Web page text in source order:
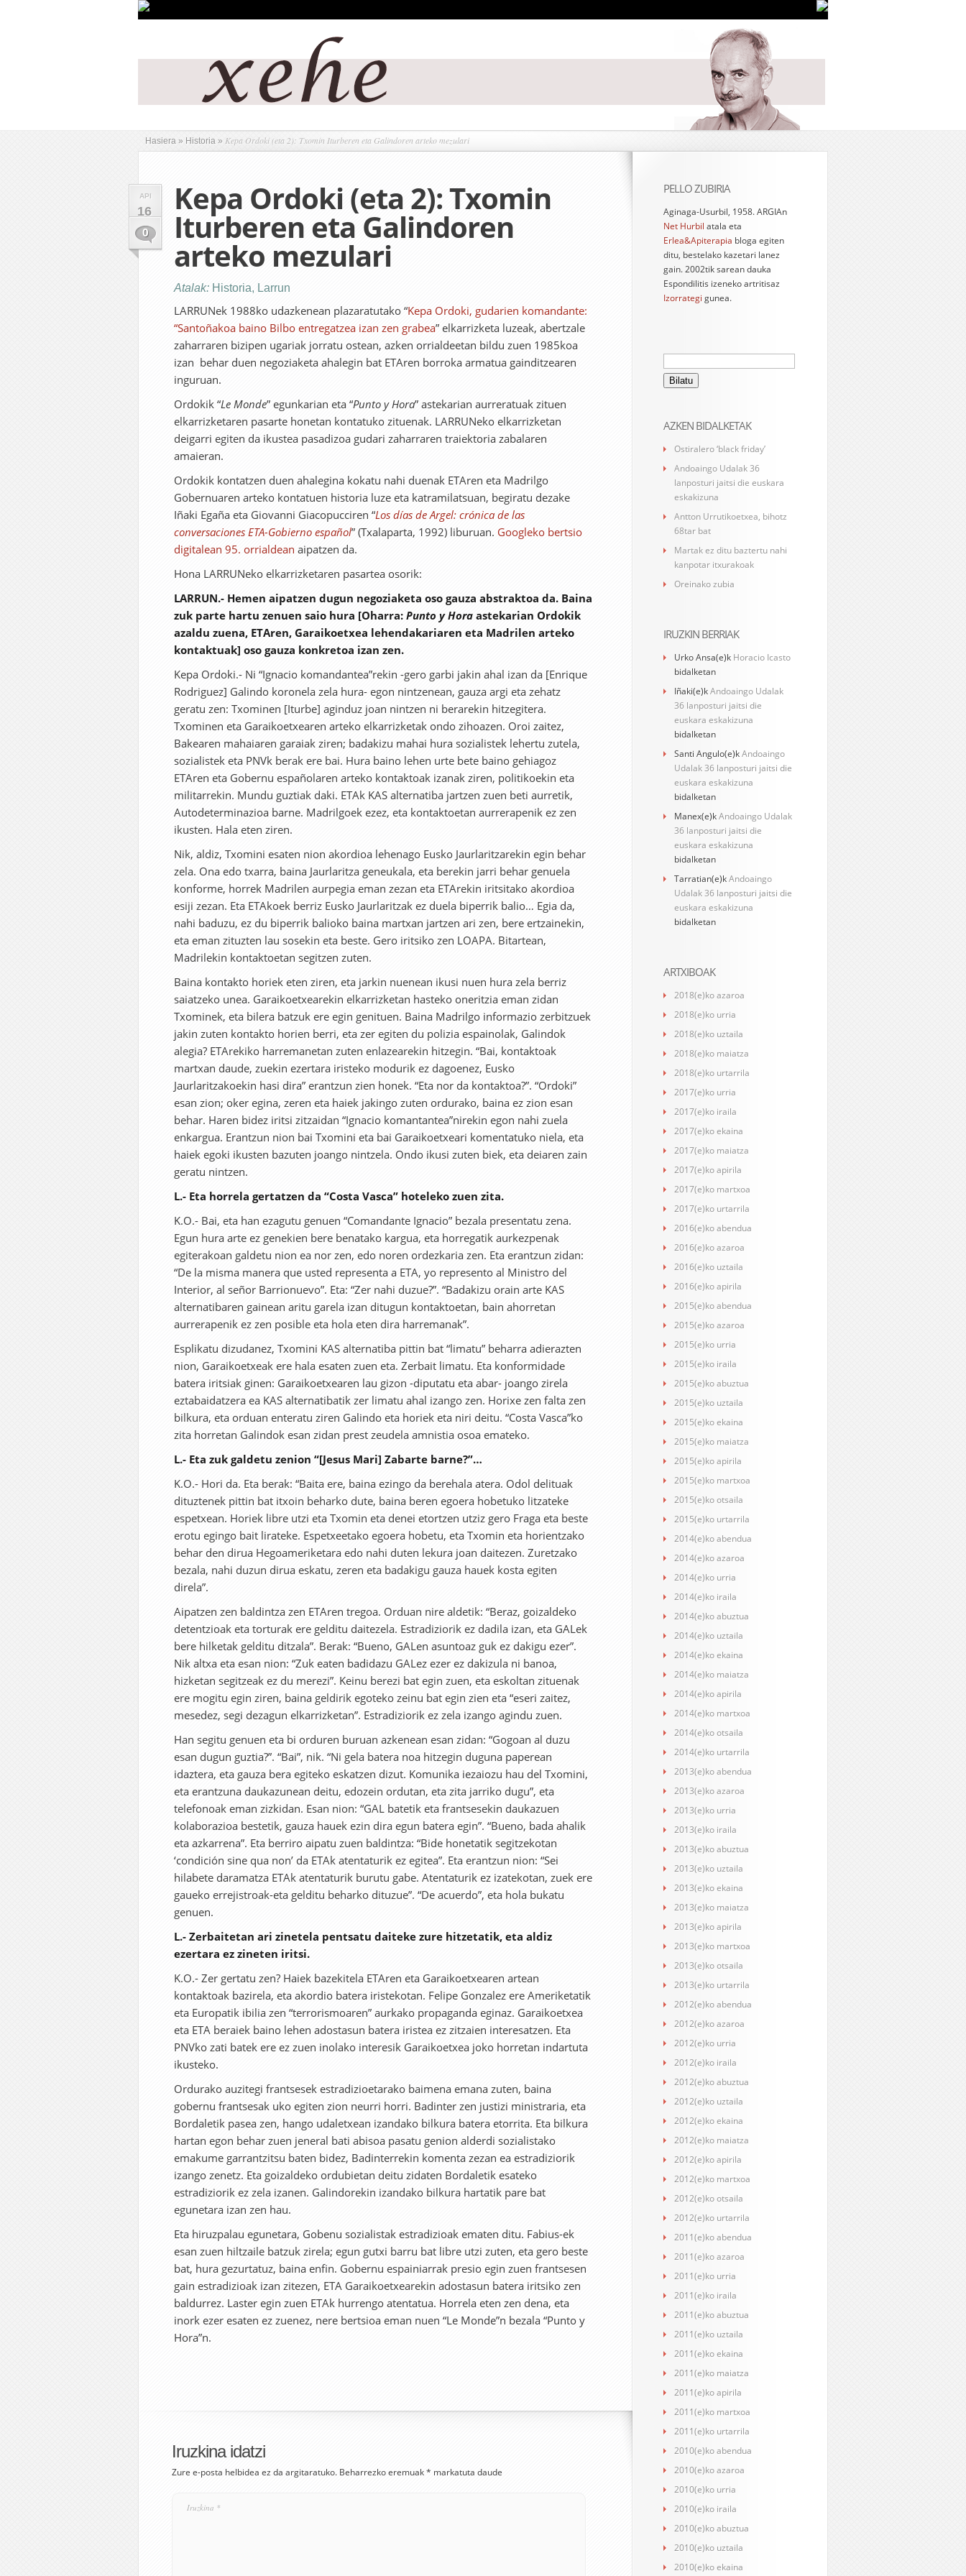
Hasiera » Historia » Kepa Ordoki (eta 2): Txomin Iturberen eta Galindoren arteko mezulari
API
16
0
Kepa Ordoki (eta 2): Txomin
Iturberen eta Galindoren
arteko mezulari
Atalak: Historia, Larrun
LARRUNek 1988ko udazkenean plazaratutako “Kepa Ordoki, gudarien komandante:
“Santoñakoa baino Bilbo entregatzea izan zen grabea” elkarrizketa luzeak, abertzale
zaharraren bizipen ugariak jorratu ostean, azken orrialdeetan bildu zuen 1985koa
izan behar duen negoziaketa ahalegin bat ETAren borroka armatua gainditzearen
inguruan.
Ordokik “Le Monde” egunkarian eta “Punto y Hora” astekarian aurreratuak zituen
elkarrizketaren pasarte honetan kontatuko zituenak. LARRUNeko elkarrizketan
deigarri egiten da ikustea pasadizoa gudari zaharraren traiektoria zabalaren
amaieran.
Ordokik kontatzen duen ahalegina kokatu nahi duenak ETAren eta Madrilgo
Gobernuaren arteko kontatuen historia luze eta katramilatsuan, begiratu dezake
Iñaki Egaña eta Giovanni Giacopucciren “Los días de Argel: crónica de las
conversaciones ETA-Gobierno español” (Txalaparta, 1992) liburuan. Googleko bertsio
digitalean 95. orrialdean aipatzen da.
Hona LARRUNeko elkarrizketaren pasartea osorik:
LARRUN.- Hemen aipatzen dugun negoziaketa oso gauza abstraktoa da. Baina
zuk parte hartu zenuen saio hura [Oharra: Punto y Hora astekarian Ordokik
azaldu zuena, ETAren, Garaikoetxea lehendakariaren eta Madrilen arteko
kontaktuak] oso gauza konkretoa izan zen.
Kepa Ordoki.- Ni “Ignacio komandantea”rekin -gero garbi jakin ahal izan da [Enrique
Rodriguez] Galindo koronela zela hura- egon nintzenean, gauza argi eta zehatz
geratu zen: Txominen [Iturbe] aginduz joan nintzen ni berarekin hitzegitera.
Txominen eta Garaikoetxearen arteko elkarrizketak ondo zihoazen. Oroi zaitez,
Bakearen mahaiaren garaiak ziren; badakizu mahai hura sozialistek lehertu zutela,
sozialistek eta PNVk berak ere bai. Hura baino lehen urte bete baino gehiagoz
ETAren eta Gobernu españolaren arteko kontaktoak izanak ziren, politikoekin eta
militarrekin. Mundu guztiak daki. ETAk KAS alternatiba jartzen zuen beti aurretik,
Autodeterminazioa barne. Madrilgoek ezez, eta kontaktoetan aurrerapenik ez zen
ikusten. Hala eten ziren.
Nik, aldiz, Txomini esaten nion akordioa lehenago Eusko Jaurlaritzarekin egin behar
zela. Ona edo txarra, baina Jaurlaritza geneukala, eta berekin jarri behar genuela
konforme, horrek Madrilen aurpegia eman zezan eta ETArekin iritsitako akordioa
esiji zezan. Eta ETAkoek berriz Eusko Jaurlaritzak ez duela biperrik balio… Egia da,
nahi baduzu, ez du biperrik balioko baina martxan jartzen ari zen, bere ertzainekin,
eta eman zituzten lau sosekin eta beste. Gero iritsiko zen LOAPA. Bitartean,
Madrilekin kontaktoetan segitzen zuten.
Baina kontakto horiek eten ziren, eta jarkin nuenean ikusi nuen hura zela berriz
saiatzeko unea. Garaikoetxearekin elkarrizketan hasteko oneritzia eman zidan
Txominek, eta bilera batzuk ere egin genituen. Baina Madrilgo informazio zerbitzuek
jakin zuten kontakto horien berri, eta zer egiten du polizia espainolak, Galindok
alegia? ETArekiko harremanetan zuten enlazearekin hitzegin. “Bai, kontaktoak
martxan daude, zuekin ezertara iristeko modurik ez dagoenez, Eusko
Jaurlaritzakoekin hasi dira” erantzun zien honek. “Eta nor da kontaktoa?”. “Ordoki”
esan zion; oker egina, zeren eta haiek jakingo zuten ordurako, baina ez zion esan
behar. Haren bidez iritsi zitzaidan “Ignacio komantantea”nirekin egon nahi zuela
enkargua. Erantzun nion bai Txomini eta bai Garaikoetxeari komentatuko niela, eta
haiek egoki ikusten bazuten joango nintzela. Ondo ikusi zuten biek, eta deiaren zain
geratu nintzen.
L.- Eta horrela gertatzen da “Costa Vasca” hoteleko zuen zita.
K.O.- Bai, eta han ezagutu genuen “Comandante Ignacio” bezala presentatu zena.
Egun hura arte ez genekien bere benatako kargua, eta horregatik aurkezpenak
egiterakoan galdetu nion ea nor zen, edo noren ordezkaria zen. Eta erantzun zidan:
“De la misma manera que usted representa a ETA, yo represento al Ministro del
Interior, al señor Barrionuevo”. Eta: “Zer nahi duzue?”. “Badakizu orain arte KAS
alternatibaren gainean aritu garela izan ditugun kontaktoetan, bain ahorretan
aurrerapenik ez zen posible eta hola eten dira harremanak”.
Esplikatu dizudanez, Txomini KAS alternatiba pittin bat “limatu” beharra adierazten
nion, Garaikoetxeak ere hala esaten zuen eta. Zerbait limatu. Eta konformidade
batera iritsiak ginen: Garaikoetxearen lau gizon -diputatu eta abar- joango zirela
eztabaidatzera ea KAS alternatibatik zer limatu ahal izango zen. Horixe zen falta zen
bilkura, eta orduan enteratu ziren Galindo eta horiek eta niri deitu. “Costa Vasca”ko
zita horretan Galindok esan zidan prest zeudela amnistia osoa emateko.
L.- Eta zuk galdetu zenion “[Jesus Mari] Zabarte barne?”…
K.O.- Hori da. Eta berak: “Baita ere, baina ezingo da berehala atera. Odol delituak
dituztenek pittin bat itxoin beharko dute, baina beren egoera hobetuko litzateke
espetxean. Horiek libre utzi eta Txomin eta denei etortzen utziz gero Fraga eta beste
erotu egingo bait lirateke. Espetxeetako egoera hobetu, eta Txomin eta horientzako
behar den dirua Hegoameriketara edo nahi duten lekura joan daitezen. Zuretzako
bezala, nahi duzun dirua eskatu, zeren eta badakigu gauza hauek kosta egiten
direla”.
Aipatzen zen baldintza zen ETAren tregoa. Orduan nire aldetik: “Beraz, goizaldeko
detentzioak eta torturak ere gelditu daitezela. Estradiziorik ez dadila izan, eta GALek
bere hilketak gelditu ditzala”. Berak: “Bueno, GALen asuntoaz guk ez dakigu ezer”.
Nik altxa eta esan nion: “Zuk eaten badidazu GALez ezer ez dakizula ni banoa,
hizketan segitzeak ez du merezi”. Keinu berezi bat egin zuen, eta eskoltan zituenak
ere mogitu egin ziren, baina geldirik egoteko zeinu bat egin zien eta “eseri zaitez,
mesedez, segi dezagun elkarrizketan”. Estradiziorik ez zela izango agindu zuen.
Han segitu genuen eta bi orduren buruan azkenean esan zidan: “Gogoan al duzu
esan dugun guztia?”. “Bai”, nik. “Ni gela batera noa hitzegin duguna paperean
idaztera, eta gauza bera egiteko eskatzen dizut. Komunika iezaiozu hau del Txomini,
eta erantzuna daukazunean deitu, edozein ordutan, eta zita jarriko dugu”, eta
telefonoak eman zizkidan. Esan nion: “GAL batetik eta frantsesekin daukazuen
kolaborazioa bestetik, gauza hauek ezin dira egun batera egin”. “Bueno, bada ahalik
eta azkarrena”. Eta berriro aipatu zuen baldintza: “Bide honetatik segitzekotan
‘condición sine qua non’ da ETAk atentaturik ez egitea”. Eta erantzun nion: “Sei
hilabete daramatza ETAk atentaturik burutu gabe. Atentaturik ez izatekotan, zuek ere
gaueko errejistroak-eta gelditu beharko dituzue”. “De acuerdo”, eta hola bukatu
genuen.
L.- Zerbaitetan ari zinetela pentsatu daiteke zure hitzetatik, eta aldiz
ezertara ez zineten iritsi.
K.O.- Zer gertatu zen? Haiek bazekitela ETAren eta Garaikoetxearen artean
kontaktoak bazirela, eta akordio batera iristekotan. Felipe Gonzalez ere Ameriketatik
eta Europatik ibilia zen “terrorismoaren” aurkako propaganda eginaz. Garaikoetxea
eta ETA beraiek baino lehen adostasun batera iristea ez zitzaien interesatzen. Eta
PNVko zati batek ere ez zuen inolako interesik Garaikoetxea joko horretan indartuta
ikusteko.
Ordurako auzitegi frantsesek estradizioetarako baimena emana zuten, baina
gobernu frantsesak uko egiten zion neurri horri. Badinter zen justizi ministraria, eta
Bordaletik pasea zen, hango udaletxean izandako bilkura batera etorrita. Eta bilkura
hartan egon behar zuen jeneral bati abisoa pasatu genion alderdi sozialistako
emakume garrantzitsu baten bidez, Badinterrekin komenta zezan ea estradiziorik
izango zenetz. Eta goizaldeko ordubietan deitu zidaten Bordaletik esateko
estradiziorik ez zela izanen. Galindorekin izandako bilkura hartatik pare bat
egunetara izan zen hau.
Eta hiruzpalau egunetara, Gobenu sozialistak estradizioak ematen ditu. Fabius-ek
esan zuen hiltzaile batzuk zirela; egun gutxi barru bat libre utzi zuten, eta gero beste
bat, hura gezurtatuz, baina enfin. Gobernu espainiarrak presio egin zuen frantsesen
gain estradizioak izan zitezen, ETA Garaikoetxearekin adostasun batera iritsiko zen
baldurrez. Laster egin zuen ETAk hurrengo atentatua. Horrela eten zen dena, eta
inork ezer esaten ez zuenez, nere bertsioa eman nuen “Le Monde”n bezala “Punto y
Hora”n.
Iruzkina idatzi
Zure e-posta helbidea ez da argitaratuko. Beharrezko eremuak* markatuta daude
PELLO ZUBIRIA
Aginaga-Usurbil, 1958. ARGIAn
Net Hurbil atala eta
Erlea&Apiterapia bloga egiten
ditu, bestelako kazetari lanez
gain. 2002tik sarean dauka
Espondilitis izeneko artritisaz
Izorrategi gunea.
Bilatu:
AZKEN BIDALKETAK
Ostiralero ‘black friday’
Andoaingo Udalak 36
lanposturi jaitsi die euskara
eskakizuna
Antton Urrutikoetxea, bihotz
68tar bat
Martak ez ditu baztertu nahi
kanpotar itxurakoak
Oreinako zubia
IRUZKIN BERRIAK
Urko Ansa(e)k Horacio Icasto
bidalketan
Iñaki(e)kAndoaingo Udalak
36 lanposturi jaitsi die
euskara eskakizuna
bidalketan
Santi Angulo(e)kAndoaingo
Udalak 36 lanposturi jaitsi die
euskara eskakizuna
bidalketan
Manex(e)kAndoaingo Udalak
36 lanposturi jaitsi die
euskara eskakizuna
bidalketan
Tarratian(e)kAndoaingo
Udalak 36 lanposturi jaitsi die
euskara eskakizuna
bidalketan
ARTXIBOAK
2018(e)ko azaroa
2018(e)ko urria
2018(e)ko uztaila
2018(e)ko maiatza
2018(e)ko urtarrila
2017(e)ko urria
2017(e)ko iraila
2017(e)ko ekaina
2017(e)ko maiatza
2017(e)ko apirila
2017(e)ko martxoa
2017(e)ko urtarrila
2016(e)ko abendua
2016(e)ko azaroa
2016(e)ko uztaila
2016(e)ko apirila
2015(e)ko abendua
2015(e)ko azaroa
2015(e)ko urria
2015(e)ko iraila
2015(e)ko abuztua
2015(e)ko uztaila
2015(e)ko ekaina
2015(e)ko maiatza
2015(e)ko apirila
2015(e)ko martxoa
2015(e)ko otsaila
2015(e)ko urtarrila
2014(e)ko abendua
2014(e)ko azaroa
2014(e)ko urria
2014(e)ko iraila
2014(e)ko abuztua
2014(e)ko uztaila
2014(e)ko ekaina
2014(e)ko maiatza
2014(e)ko apirila
2014(e)ko martxoa
2014(e)ko otsaila
2014(e)ko urtarrila
2013(e)ko abendua
2013(e)ko azaroa
2013(e)ko urria
2013(e)ko iraila
2013(e)ko abuztua
2013(e)ko uztaila
2013(e)ko ekaina
2013(e)ko maiatza
2013(e)ko apirila
2013(e)ko martxoa
2013(e)ko otsaila
2013(e)ko urtarrila
2012(e)ko abendua
2012(e)ko azaroa
2012(e)ko urria
2012(e)ko iraila
2012(e)ko abuztua
2012(e)ko uztaila
2012(e)ko ekaina
2012(e)ko maiatza
2012(e)ko apirila
2012(e)ko martxoa
2012(e)ko otsaila
2012(e)ko urtarrila
2011(e)ko abendua
2011(e)ko azaroa
2011(e)ko urria
2011(e)ko iraila
2011(e)ko abuztua
2011(e)ko uztaila
2011(e)ko ekaina
2011(e)ko maiatza
2011(e)ko apirila
2011(e)ko martxoa
2011(e)ko urtarrila
2010(e)ko abendua
2010(e)ko azaroa
2010(e)ko urria
2010(e)ko iraila
2010(e)ko abuztua
2010(e)ko uztaila
2010(e)ko ekaina